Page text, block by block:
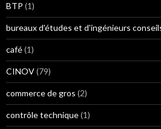
BTP (1)
bureaux d'études et d'ingénieurs
café(1)
CINOV(79)
commerce de gros (2)
contrôle technique(1)